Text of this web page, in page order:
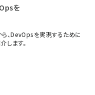
を
、DevOpsを実現するために
します。